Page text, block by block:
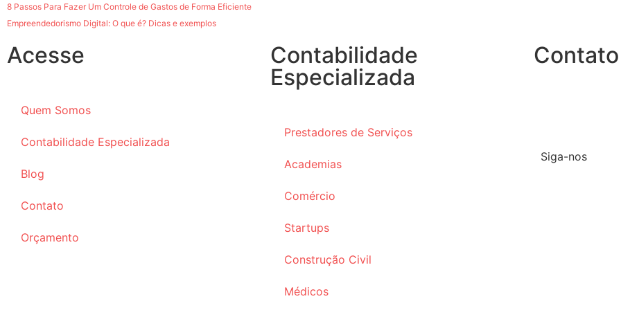
8 Passos Para Fazer Um Controle de Gastos de Forma Eficiente
Empreendedorismo Digital: O que é? Dicas e exemplos
Acesse
Quem Somos
Contabilidade Especializada
Blog
Contato
Orçamento
Contabilidade
Especializada
Prestadores de Serviços
Academias
Comércio
Startups
Construção Civil
Médicos
Contato
Siga-nos